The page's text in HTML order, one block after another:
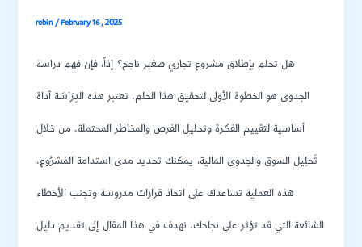
robin /February 16, 2025
هل تحلم بإطلاق مشروع تجاري صغير ناجح؟ إذاً، فإن فهم دراسة
الجدوى هو الخطوة الأولى لتحقيق هذا الحلم. تعتبر هذه الدِرَاسَة أداة
أساسية لتقييم الفكرة وتحليل الفرص والمخاطر المحتملة. من خلال
تَحلِيل السوق والجدوى المالية، يمكنك تحديد مدى استدامة المَشرُوع.
هذه العملية تساعدك على اتخاذ قرارات مدروسة وتجنب الأخطاء
الشائعة التي قد تؤثر على نجاحك. نهدف في هذا المقال إلى تقديم دليل